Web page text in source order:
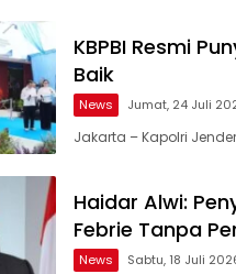
KBPBI Resmi
Baik
News Jumat, 24 Juli
Jakarta – Kapolri
Haidar Alwi:
Febrie Tanpa
News Sabtu, 18 Juli